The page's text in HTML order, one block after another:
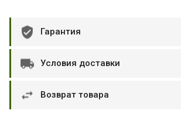
Гарантия
Условия доставки
Возврат товара